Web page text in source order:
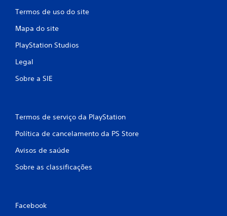
Termos de uso do site
Mapa do site
PlayStation Studios
Legal
Sobre a SIE
Termos de serviço da PlayStation
Política de cancelamento da PS Store
Avisos de saúde
Sobre as classificações
Facebook